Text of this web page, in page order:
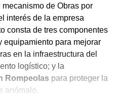
de Obras por
interés de la empresa
consta de tres componentes
equipamiento para mejorar
en la infraestructura del
logístico; y la
Rompeolas para proteger la
anómalo.